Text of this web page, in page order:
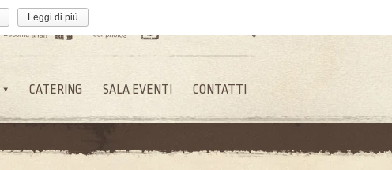
Find content
CATERING SALA EVENTI CONTATTI
Leggi di più